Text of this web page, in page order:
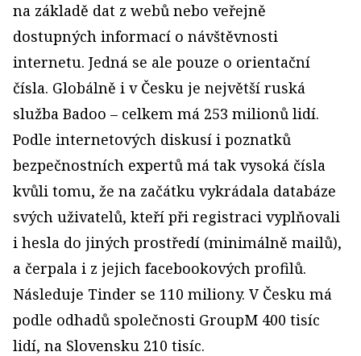
na základě dat z webů nebo veřejně
dostupných informací o návštěvnosti
internetu. Jedná se ale pouze o orientační
čísla. Globálně i v Česku je největší ruská
služba Badoo – celkem má 253 milionů lidí.
Podle internetových diskusí i poznatků
bezpečnostních expertů má tak vysoká čísla
kvůli tomu, že na začátku vykrádala databáze
svých uživatelů, kteří při registraci vyplňovali
i hesla do jiných prostředí (minimálně mailů),
a čerpala i z jejich face­bookových profilů.
Následuje Tinder se 110 miliony. V Česku má
podle odhadů společnosti GroupM 400 tisíc
lidí, na Slovensku 210 tisíc.